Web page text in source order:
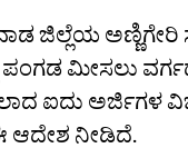
ಜಿಲ್ಲೆಯ
ಪಂಗಡ ಮೀಸಲು
ಐದು ಅರ್ಜಿಗಳ
ಆದೇಶ ನೀಡಿದೆ.